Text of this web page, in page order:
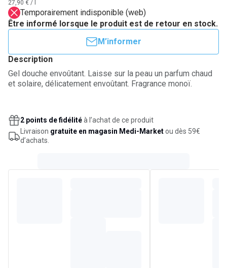
27,90 € /
Temporairement indisponible (web)
Être informé lorsque le produit est de retour en stock.
M’informer
Description
Gel douche envoûtant. Laisse sur la peau un parfum chaud
et solaire, délicatement envoûtant. Fragrance monoï.
2 points de fidélitéà l’achat de ce produit
Livraison gratuite en magasin Medi-Marketou dès 59€
d’achats.